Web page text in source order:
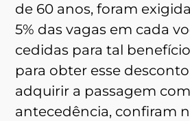
de 60 anos, foram
5% das vagas em cada
cedidas para tal
para obter esse
adquirir a passagem
antecedência, confiram